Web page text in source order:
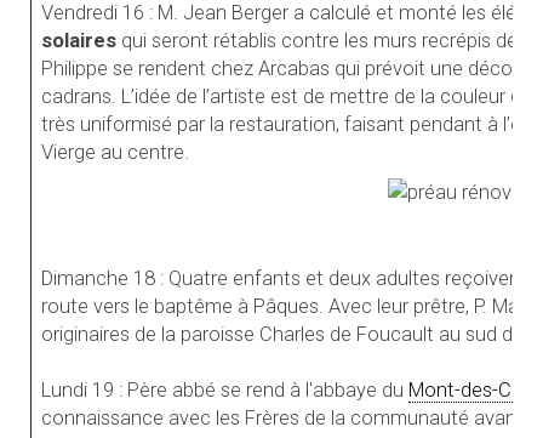
Vendredi 16 : M. Jean Berger a calculé et monté les
solaires qui seront rétablis contre les murs recrépis de
Philippe se rendent chez Arcabas qui prévoit une
cadrans. L’idée de l’artiste est de mettre de la couleur
très uniformisé par la restauration, faisant pendant à
Vierge au centre.
Dimanche 18 : Quatre enfants et deux adultes reçoivent
route vers le baptême à Pâques. Avec leur prêtre, P.
originaires de la paroisse Charles de Foucault au sud de
Lundi 19 : Père abbé se rend à l'abbaye du Mont-des-Cats
connaissance avec les Frères de la communauté avant